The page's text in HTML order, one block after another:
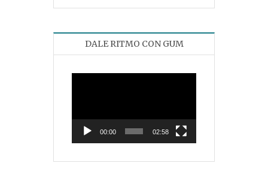
DALE RITMO CON GUM
00:00 02:58